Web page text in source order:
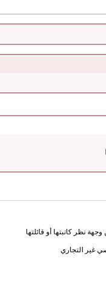
نظر كاتبتها أو قائلتها
غير التجاري